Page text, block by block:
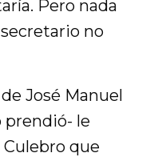
Pero nada
no
José Manuel
prendió- le
que